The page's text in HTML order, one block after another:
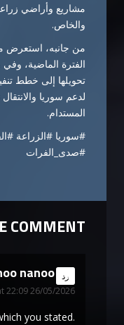
مشاريع وأراضي
والخاص.
من جانبه، استعرض
الفترة الماضية، وفي
تحويلها إلى خطط
لدعم سوريا
المستدام.
#سوريا #الزراعة
#صدى_الفرات
COMMENT
nanoo
says:
26/05/2026 at 22:09
رد
you stated.